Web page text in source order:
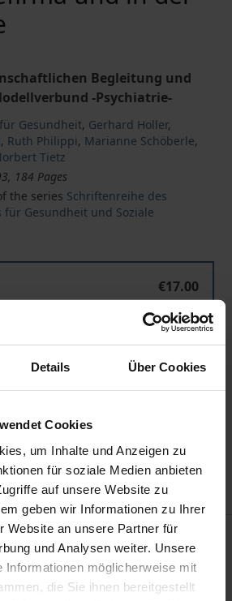
Details Über Cookies
Cookies
um Inhalte und Anzeigen zu
für soziale Medien anbieten
auf unsere Website zu
geben wir Informationen zu Ihrer
Website an unsere Partner für
und Analysen weiter. Unsere
Informationen möglicherweise mit
die Sie ihnen bereitgestellt
Begleitung und
-Psychiatrie-
Gesundheit, Gerhard Holler,
, Ruth Philippi, Marianne Schöberle,
Tietz
184 Pages
the series Schriftenreihe des
Gesundheit und Soziale
€17.00
1
Arbeit- und